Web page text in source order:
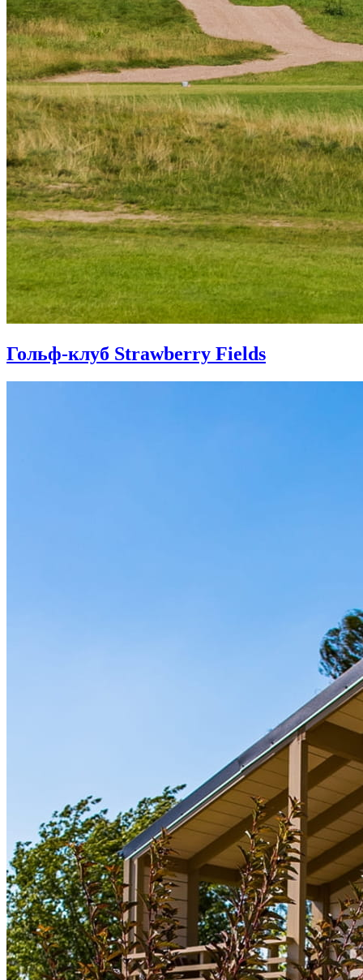
Гольф-клуб Strawberry Fields